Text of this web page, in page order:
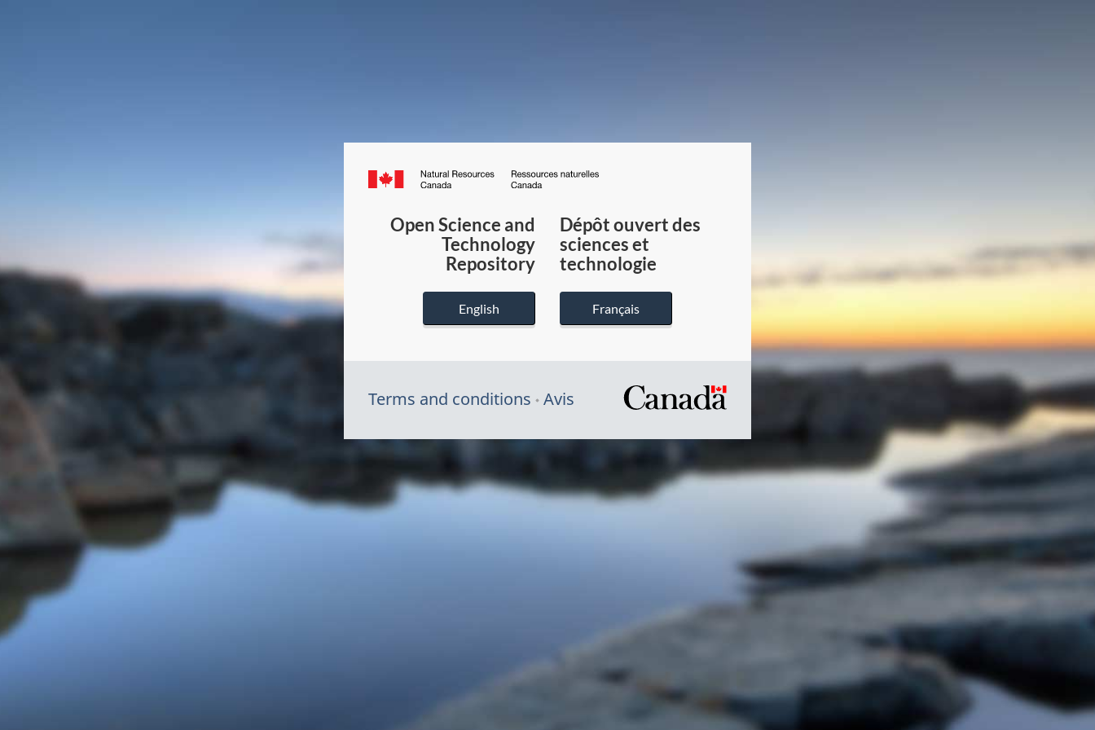
Canada.ca
du
Canada
Open Science and
Technology
Repository
English
Dépôt ouvert des
sciences et
technologie
Français
Terms and conditions Avis
/
Symbole
gouvernement